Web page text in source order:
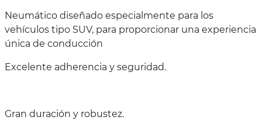
Neumático diseñado especialmente para los
vehículos tipo SUV, para proporcionar una experiencia
única de conducción
Excelente adherencia y seguridad.
Gran duración y robustez.